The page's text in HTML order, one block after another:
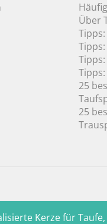
Über
25
25
Kerze für